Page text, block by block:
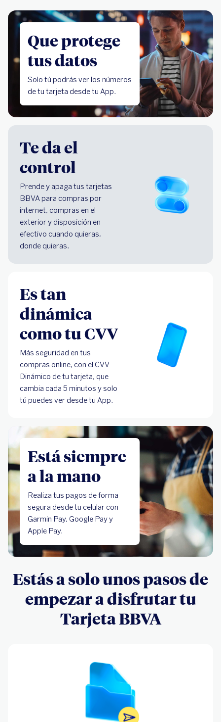
Que protege
tus datos
Solo tú podrás ver los números
de tu tarjeta desde tu App.
Te da el
control
Prende y apaga tus tarjetas
BBVA para compras por
internet, compras en el
exterior y disposición en
efectivo cuando quieras,
donde quieras.
Es tan
dinámica
como tu CVV
Más seguridad en tus
compras online, con el CVV
Dinámico de tu tarjeta, que
cambia cada 5 minutos y solo
tú puedes ver desde tu App.
Está siempre
a la mano
Realiza tus pagos de forma
segura desde tu celular con
Garmin Pay, Google Pay y
Apple Pay.
Estás a solo unos pasos de
empezar a disfrutar tu
Tarjeta BBVA